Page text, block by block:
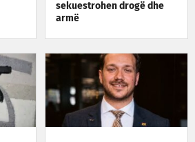
sekuestrohen drogë dhe
armë